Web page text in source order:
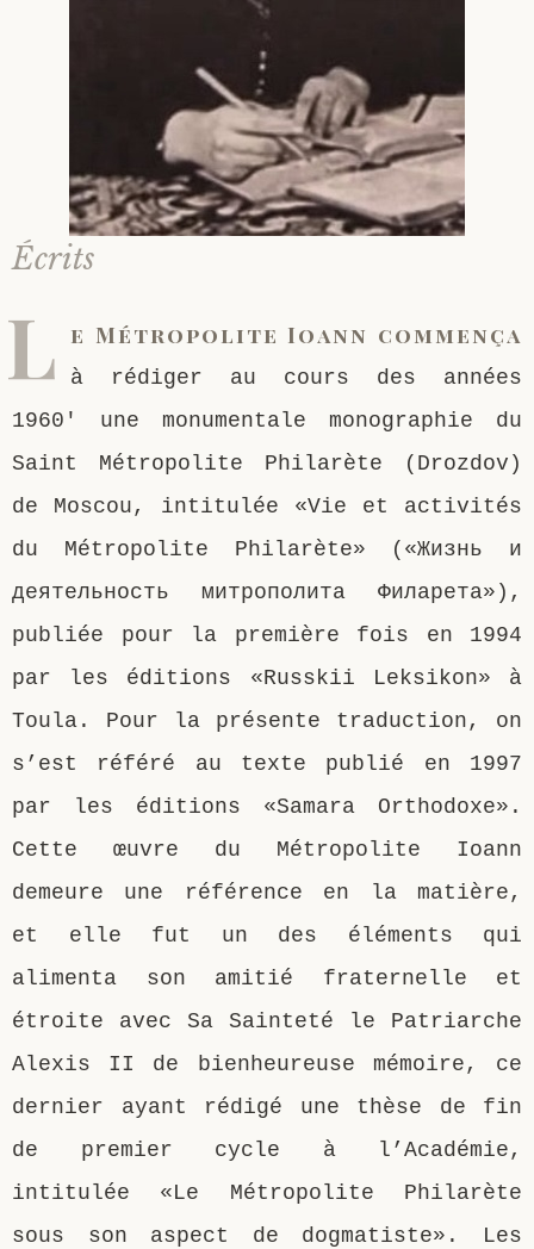
Sainte Xenia
Sainte Matrone de Moscou
Natalia de Vyritsa
Staritsa Anastasia
Geronda Arsenios le Spiléote
Gerondissa Makrina (Vassopoulou)
Archimandrite Nathanaël (Pospelov)
Écrits
L e Métropolite Ioann commença
à rédiger au cours des années
1960′ une monumentale monographie du
Saint Métropolite Philarète (Drozdov)
de Moscou, intitulée «Vie et activités
du Métropolite Philarète» («Жизнь и
деятельность митрополита Филарета»),
publiée pour la première fois en 1994
par les éditions «Russkii Leksikon» à
Toula. Pour la présente traduction, on
s’est référé au texte publié en 1997
par les éditions «Samara Orthodoxe».
Cette œuvre du Métropolite Ioann
demeure une référence en la matière,
et elle fut un des éléments qui
alimenta son amitié fraternelle et
étroite avec Sa Sainteté le Patriarche
Alexis II de bienheureuse mémoire, ce
dernier ayant rédigé une thèse de fin
de premier cycle à l’Académie,
intitulée «Le Métropolite Philarète
sous son aspect de dogmatiste». Les